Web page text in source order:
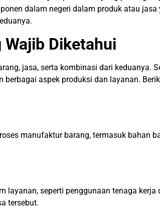
dalam negeri dalam produk atau jasa
Diketahui
jasa, serta kombinasi dari keduanya.
aspek produksi dan layanan.
manufaktur barang, termasuk bahan
layanan, seperti penggunaan tenaga kerja
tersebut.